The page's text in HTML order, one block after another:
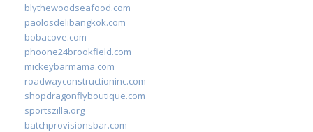
blythewoodseafood.com
paolosdelibangkok.com
bobacove.com
phoone24brookfield.com
mickeybarmama.com
roadwayconstructioninc.com
shopdragonflyboutique.com
sportszilla.org
batchprovisionsbar.com